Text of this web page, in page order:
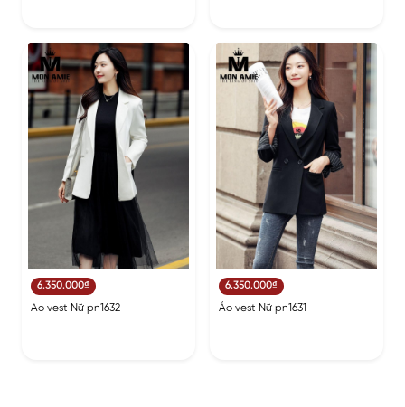
6.350.000₫
Ao vest Nữ pn1632
6.350.000₫
Áo vest Nữ pn1631